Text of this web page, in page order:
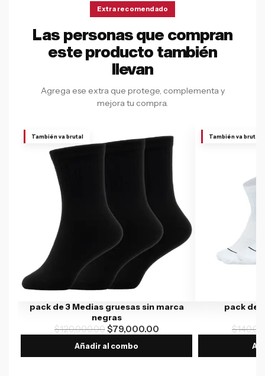
Extra recomendado
Las personas que compran
este producto también
llevan
Agrega ese extra que protege, complementa y
mejora tu compra.
También va brutal
pack de 3 Medias gruesas sin marca
negras
$120,000.00$79,000.00
Añadir al combo
También va brutal
pack de
$